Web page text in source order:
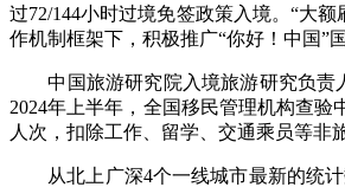
过72/144小时过境免签政策入境。“大
作机制框架下，积极推广“你好！中国”
中国旅游研究院入境旅游研究负责人
2024年上半年，全国移民管理机构查验
人次，扣除工作、留学、交通乘员等非
从北上广深4个一线城市最新的统计